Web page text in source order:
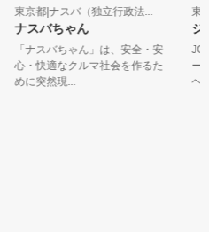
東京都|ナスバ（独立行政法...
ナスバちゃん
「ナスバちゃん」は、安全・安
心・快適なクルマ社会を作るた
めに突然現...
東
ジ
ー
ヘ